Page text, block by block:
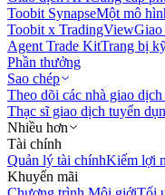
Toobit SynapseMột mô
Toobit x TradingView
Agent Trade KitTrang bị
Phần thưởng
Sao chép
Theo dõi các nhà giao
Thạc sĩ giao dịch tuyển
Nhiều hơn
Tài chính
Quản lý tài chínhKiếm lợi
Khuyến mãi